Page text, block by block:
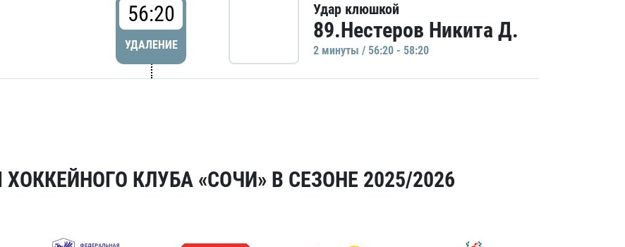
56:20
УДАЛЕНИЕ
Удар клюшкой
89.Нестеров Никита Д.
2 минуты / 56:20 - 58:20
КЛУБА «СОЧИ» В СЕЗОНЕ 2025/2026